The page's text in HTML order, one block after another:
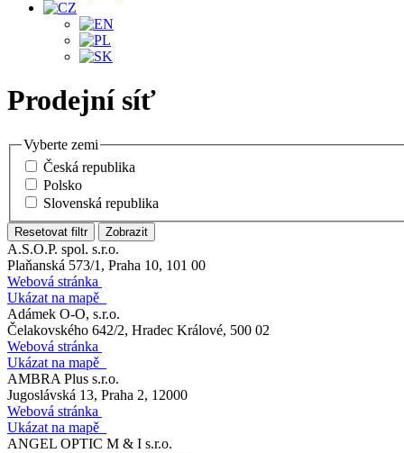
Prodejní síť
Vyberte zemi
Česká republika
Polsko
Slovenská republika
Resetovat filtr Zobrazit
A.S.O.P. spol. s.r.o.
Plaňanská 573/1, Praha 10, 101 00
Webová stránka
Ukázat na mapě
Adámek O-O, s.r.o.
Čelakovského 642/2, Hradec Králové, 500 02
Webová stránka
Ukázat na mapě
AMBRA Plus s.r.o.
Jugoslávská 13, Praha 2, 12000
Webová stránka
Ukázat na mapě
ANGEL OPTIC M & I s.r.o.